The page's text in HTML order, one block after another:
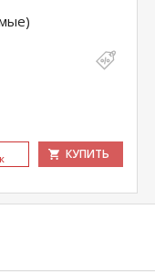
КУПИТЬ